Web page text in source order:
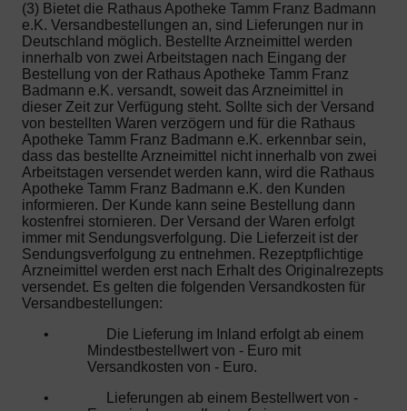
(3) Bietet die Rathaus Apotheke Tamm Franz Badmann
e.K. Versandbestellungen an, sind Lieferungen nur in
Deutschland möglich. Bestellte Arzneimittel werden
innerhalb von zwei Arbeitstagen nach Eingang der
Bestellung von der Rathaus Apotheke Tamm Franz
Badmann e.K. versandt, soweit das Arzneimittel in
dieser Zeit zur Verfügung steht. Sollte sich der Versand
von bestellten Waren verzögern und für die Rathaus
Apotheke Tamm Franz Badmann e.K. erkennbar sein,
dass das bestellte Arzneimittel nicht innerhalb von zwei
Arbeitstagen versendet werden kann, wird die Rathaus
Apotheke Tamm Franz Badmann e.K. den Kunden
informieren. Der Kunde kann seine Bestellung dann
kostenfrei stornieren. Der Versand der Waren erfolgt
immer mit Sendungsverfolgung. Die Lieferzeit ist der
Sendungsverfolgung zu entnehmen. Rezeptpflichtige
Arzneimittel werden erst nach Erhalt des Originalrezepts
versendet. Es gelten die folgenden Versandkosten für
Versandbestellungen:
•
Die Lieferung im Inland erfolgt ab einem
Mindestbestellwert von - Euro mit
Versandkosten von - Euro.
•
Lieferungen ab einem Bestellwert von -